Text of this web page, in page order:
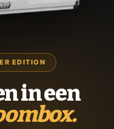
EDITION
in een